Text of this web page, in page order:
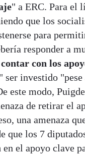
" a ERC. Para el
que los
para
responder a
con los
investido "pese
este modo,
de retirar el
una amenaza
que los 7
el apoyo clave